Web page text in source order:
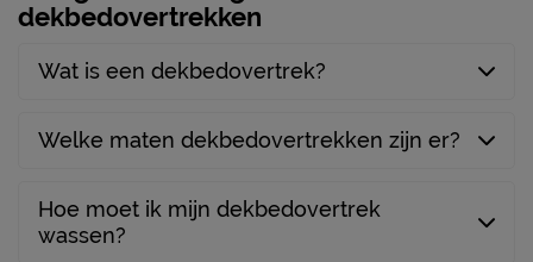
dekbedovertrekken
Wat is een dekbedovertrek?
Welke maten dekbedovertrekken zijn er?
Hoe moet ik mijn dekbedovertrek
wassen?